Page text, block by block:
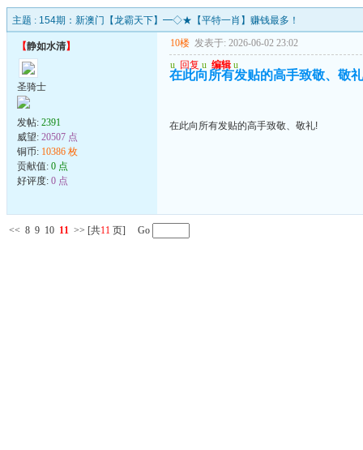
主题 : 154期：新澳门【龙霸天下】━◇★【平特一肖】赚钱最多！
【静如水清】
圣骑士
发帖: 2391
威望: 20507 点
铜币: 10386 枚
贡献值: 0 点
好评度: 0 点
10楼 发表于: 2026-06-02 23:02
u 回复 u 编辑 u
在此向所有发贴的高手致敬、敬
在此向所有发贴的高手致敬、敬礼!
<< 8 9 10 11 >> [共11 页] Go